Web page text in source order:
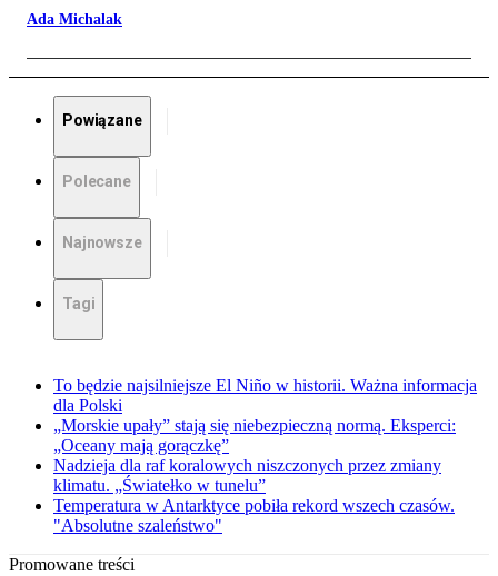
Ada Michalak
Powiązane
Polecane
Najnowsze
Tagi
To będzie najsilniejsze El Niño w historii. Ważna informacja
dla Polski
„Morskie upały” stają się niebezpieczną normą. Eksperci:
„Oceany mają gorączkę”
Nadzieja dla raf koralowych niszczonych przez zmiany
klimatu. „Światełko w tunelu”
Temperatura w Antarktyce pobiła rekord wszech czasów.
"Absolutne szaleństwo"
Promowane treści